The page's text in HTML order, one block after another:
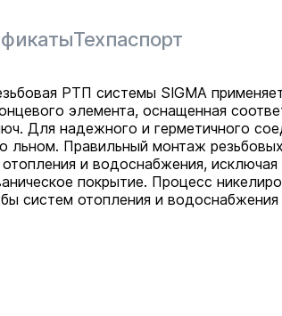
Техпаспорт
РТП системы SIGMA
элемента, оснащенная
Для надежного и герметичного
льном. Правильный монтаж
и водоснабжения,
покрытие. Процесс
систем отопления и